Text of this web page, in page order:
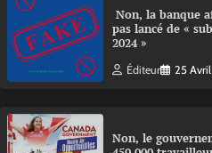
Non, la banque
pas lancé de «
2024 »
Éditeur 25
Non, le